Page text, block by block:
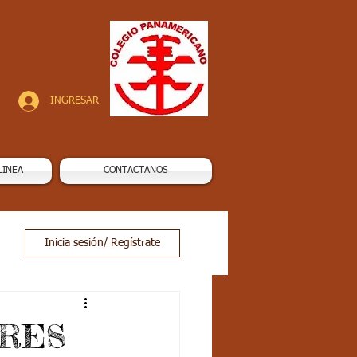
INGRESAR
CONTACTANOS
Inicia sesión/ Regístrate